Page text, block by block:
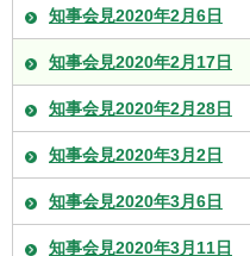
知事会見2020年2月6日
知事会見2020年2月17日
知事会見2020年2月28日
知事会見2020年3月2日
知事会見2020年3月6日
知事会見2020年3月11日